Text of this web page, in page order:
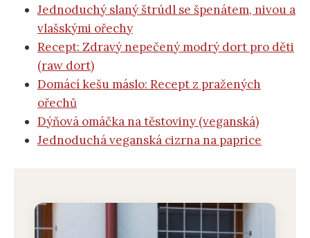
Jednoduchý slaný štrúdl se špenátem, nivou a
vlašskými ořechy
Recept: Zdravý nepečený modrý dort pro děti
(raw dort)
Domácí kešu máslo: Recept z pražených
ořechů
Dýňová omáčka na těstoviny (veganská)
Jednoduchá veganská cizrna na paprice